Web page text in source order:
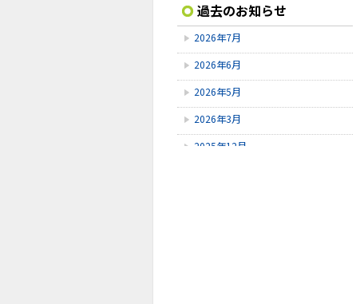
2026.6.16
砺波チューリップ四季彩館に行って
きました☆
2026.6.9
キッズきんじょう BBQ・いしかわ
動物園外出
過去のお知らせ
2026年7月
2026年6月
2026年5月
2026年3月
2025年12月